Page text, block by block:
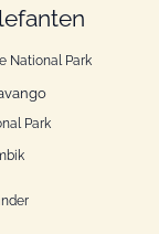
National Park
Park